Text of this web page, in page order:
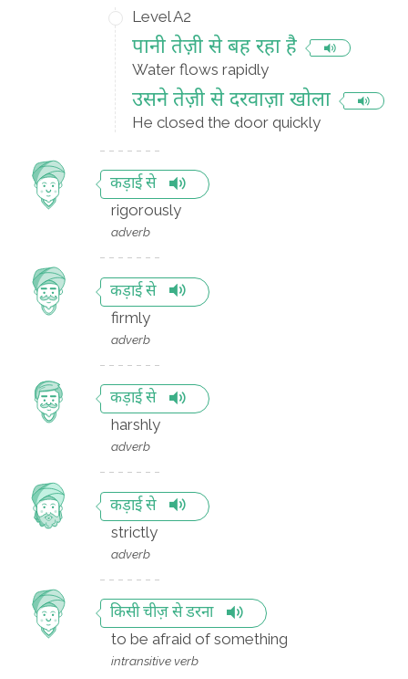
Level A2
पानी तेज़ी से बह रहा है
Water flows rapidly
उसने तेज़ी से दरवाज़ा खोला
He closed the door quickly
कड़ाई से
rigorously
adverb
कड़ाई से
firmly
adverb
कड़ाई से
harshly
adverb
कड़ाई से
strictly
adverb
किसी चीज़ से डरना
to be afraid of something
intransitive verb